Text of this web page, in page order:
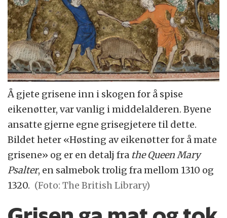
Å gjete grisene inn i skogen for å spise
eikenøtter, var vanlig i middelalderen. Byene
ansatte gjerne egne grisegjetere til dette.
Bildet heter «Høsting av eikenøtter for å mate
grisene» og er en detalj fra the Queen Mary
Psalter, en salmebok trolig fra mellom 1310 og
1320. (Foto: The British Library)